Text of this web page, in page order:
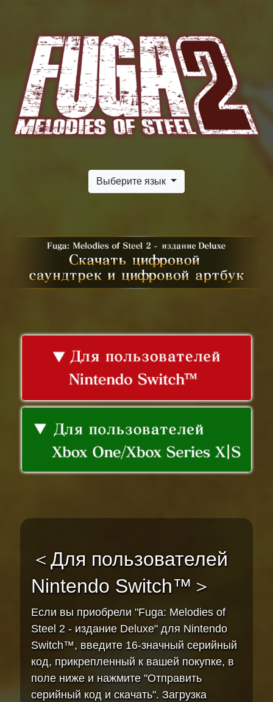
Выберите язык
＜Для пользователей
Nintendo Switch™＞
Если вы приобрели "Fuga: Melodies of
Steel 2 - издание Deluxe" для Nintendo
Switch™, введите 16-значный серийный
код, прикрепленный к вашей покупке, в
поле ниже и нажмите "Отправить
серийный код и скачать". Загрузка